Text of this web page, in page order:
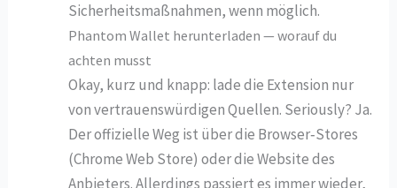
Sicherheitsmaßnahmen, wenn möglich.
Phantom Wallet herunterladen — worauf du
achten musst
Okay, kurz und knapp: lade die Extension nur
von vertrauenswürdigen Quellen. Seriously? Ja.
Der offizielle Weg ist über die Browser‑Stores
(Chrome Web Store) oder die Website des
Anbieters. Allerdings passiert es immer wieder,